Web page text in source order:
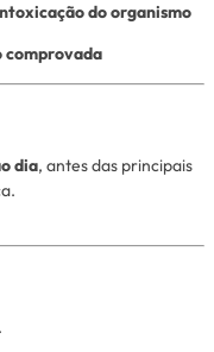
do organismo
comprovada
dia, antes das principais